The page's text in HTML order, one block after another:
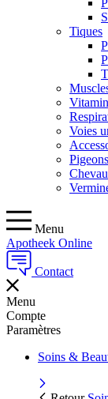
Tiques
Voies
Pigeons
Menu
Apotheek Online
Contact
Menu
Compte
Paramètres
Soins &